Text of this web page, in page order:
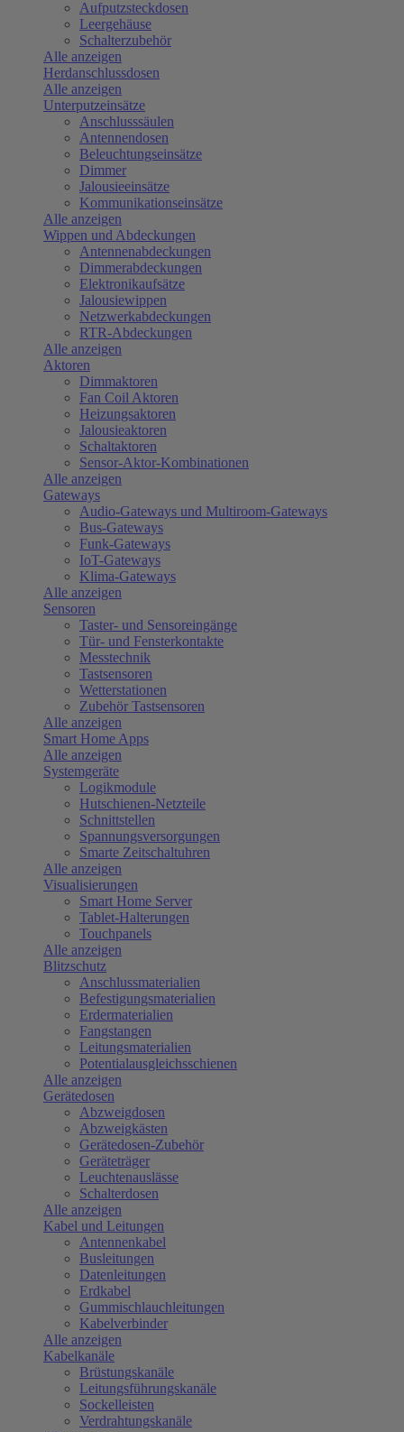
Aufputzsteckdosen
Leergehäuse
Schalterzubehör
Alle anzeigen
Herdanschlussdosen
Alle anzeigen
Unterputzeinsätze
Anschlusssäulen
Antennendosen
Beleuchtungseinsätze
Dimmer
Jalousieeinsätze
Kommunikationseinsätze
Alle anzeigen
Wippen und Abdeckungen
Antennenabdeckungen
Dimmerabdeckungen
Elektronikaufsätze
Jalousiewippen
Netzwerkabdeckungen
RTR-Abdeckungen
Alle anzeigen
Aktoren
Dimmaktoren
Fan Coil Aktoren
Heizungsaktoren
Jalousieaktoren
Schaltaktoren
Sensor-Aktor-Kombinationen
Alle anzeigen
Gateways
Audio-Gateways und Multiroom-Gateways
Bus-Gateways
Funk-Gateways
IoT-Gateways
Klima-Gateways
Alle anzeigen
Sensoren
Taster- und Sensoreingänge
Tür- und Fensterkontakte
Messtechnik
Tastsensoren
Wetterstationen
Zubehör Tastsensoren
Alle anzeigen
Smart Home Apps
Alle anzeigen
Systemgeräte
Logikmodule
Hutschienen-Netzteile
Schnittstellen
Spannungsversorgungen
Smarte Zeitschaltuhren
Alle anzeigen
Visualisierungen
Smart Home Server
Tablet-Halterungen
Touchpanels
Alle anzeigen
Blitzschutz
Anschlussmaterialien
Befestigungsmaterialien
Erdermaterialien
Fangstangen
Leitungsmaterialien
Potentialausgleichsschienen
Alle anzeigen
Gerätedosen
Abzweigdosen
Abzweigkästen
Gerätedosen-Zubehör
Geräteträger
Leuchtenauslässe
Schalterdosen
Alle anzeigen
Kabel und Leitungen
Antennenkabel
Busleitungen
Datenleitungen
Erdkabel
Gummischlauchleitungen
Kabelverbinder
Alle anzeigen
Kabelkanäle
Brüstungskanäle
Leitungsführungskanäle
Sockelleisten
Verdrahtungskanäle